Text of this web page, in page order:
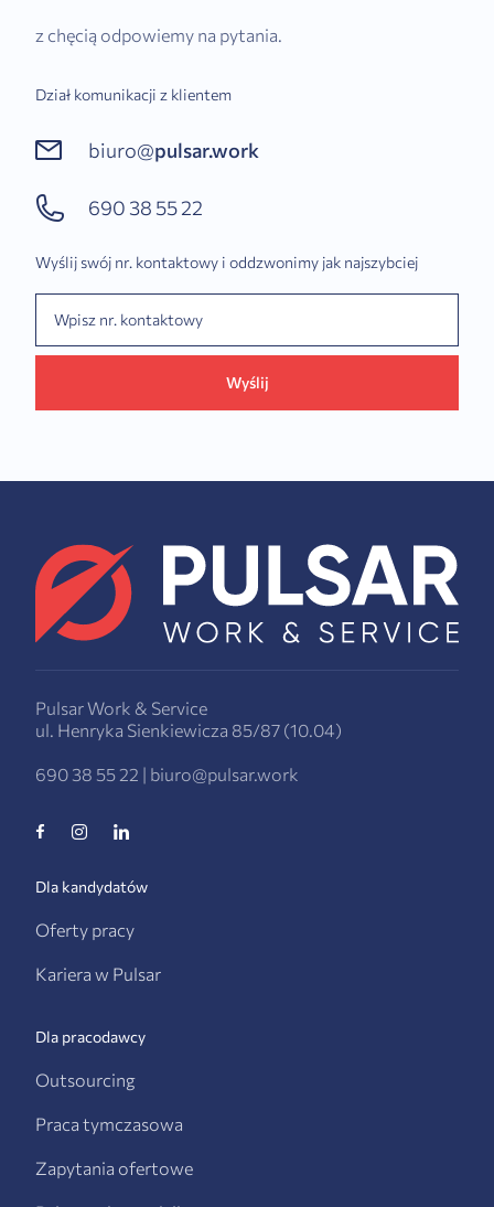
z chęcią odpowiemy na pytania.
Dział komunikacji z klientem
biuro@pulsar.work
690 38 55 22
Wyślij swój nr. kontaktowy i oddzwonimy jak najszybciej
Wyślij
Pulsar Work & Service
ul. Henryka Sienkiewicza 85/87 (10.04)
690 38 55 22 | biuro@pulsar.work
Dla kandydatów
Oferty pracy
Kariera w Pulsar
Dla pracodawcy
Outsourcing
Praca tymczasowa
Zapytania ofertowe